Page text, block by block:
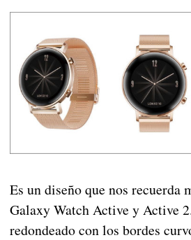
Es un diseño que nos recuerda
Galaxy Watch Active y Active
redondeado con los bordes